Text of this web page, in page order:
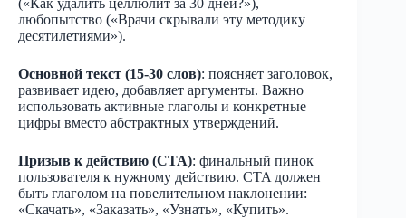
любопытство («Врачи скрывали эту методику
десятилетиями»).
Основной текст (15-30 слов): поясняет заголовок,
развивает идею, добавляет аргументы. Важно
использовать активные глаголы и конкретные
цифры вместо абстрактных утверждений.
Призыв к действию (CTA): финальный пинок
пользователя к нужному действию. CTA должен
быть глаголом на повелительном наклонении:
«Скачать», «Заказать», «Узнать», «Купить».